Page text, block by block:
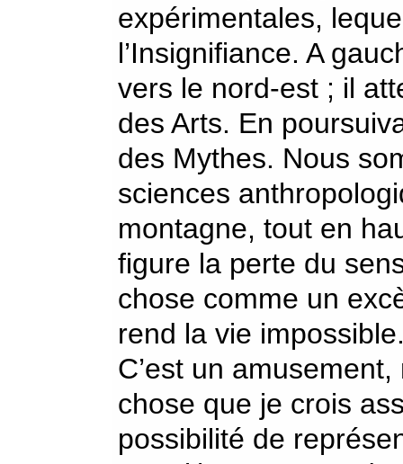
expérimentales,
l’Insignifiance. A
vers le nord-est ; il
des Arts. En
des Mythes. Nous
sciences
montagne, tout en
figure la perte du
chose comme un
rend la vie
C’est un
chose que je crois
possibilité de